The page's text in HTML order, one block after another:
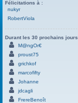
Félicitations à :
nukyr
RobertViola
Durant les 30 prochains jours
M@ngOr€
proust75
grichkof
marcofifty
Johanne
jdcagli
FrereBenoît